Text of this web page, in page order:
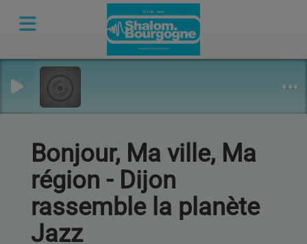
Bonjour, Ma ville, Ma
région - Dijon
rassemble la planète
Jazz